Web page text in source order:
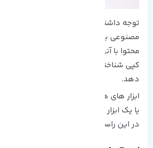
توجه داشته باشید که نوشتن کل محتوا
مصنوعی به هیچ عنوان توصیه نمی شود.
محتوا با آنها می تواند توسط موتور
کپی شناخته شده و رتبه وبسایت شما را
دهد.
ابزار های هوش مصنوعی صرفا می توانند
یا یک ابزار کمکی سئو کاران باشند. ابزار
در این راستا از آنها کمک بگیرید عبارت اند